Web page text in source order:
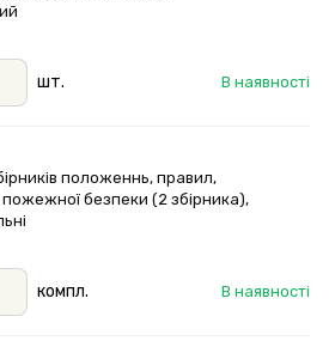
В наявності
шт.
положеннь, правил,
пожежної безпеки (2 збірника),
В наявності
компл.